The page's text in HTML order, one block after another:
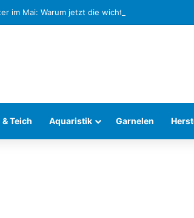
im Mai: Warum jetzt die wichtigste
& Teich Aquaristik Garnelen